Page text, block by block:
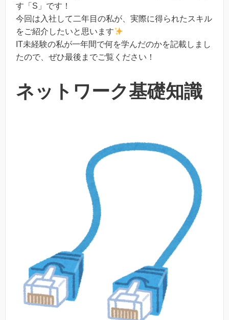
す「S」です！
今回は入社して二年目の私が、実際に得られたスキル
をご紹介したいと思います
IT未経験の私が一年間で何を学んだのかを記載しまし
たので、ぜひ最後までご覧ください！
ネットワーク基礎知識